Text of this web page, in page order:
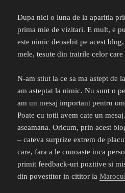
Dupa nici o luna de la aparitia
prima mie de vizitari. E mult, e
este nimic deosebit pe acest
mele, tesute din trairile celor
N-am stiut la ce sa ma astept de
am asteptat la nimic. Nu sunt o
am un mesaj important pentru
Poate cu totii avem cate un
aseamana. Oricum, prin acest
– cateva surprize extrem de
care, fara a le cunoaste inca
primit feedback-uri pozitive si
din povestitor in cititor la